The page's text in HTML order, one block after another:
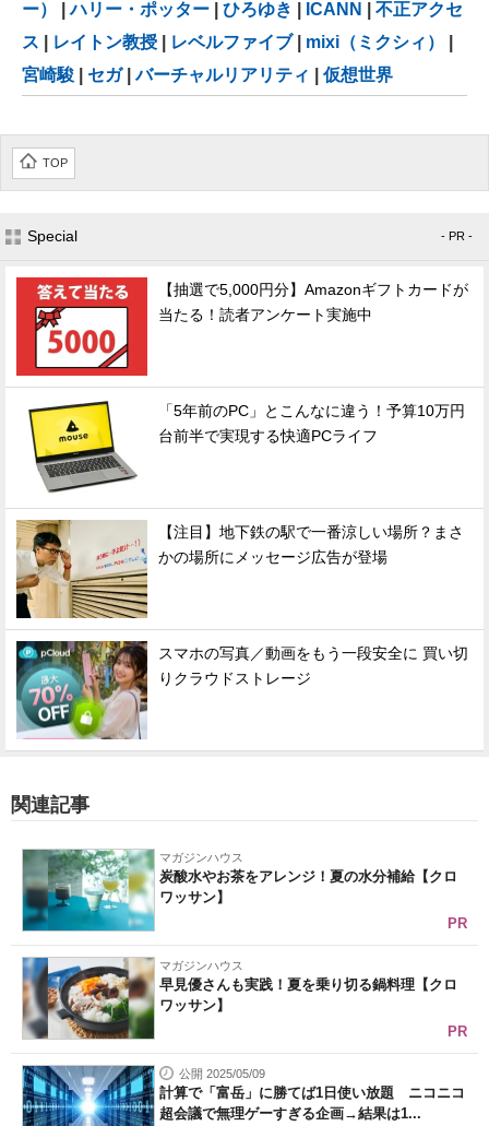
ー） |ハリー・ポッター ひろゆき ICANN
不正アクセ
ス
レイトン教授 レベルファイブ| mixi（ミクシィ）
宮崎駿
セガ|バーチャルリアリティ 仮想世界
TOP
Special - PR -
【抽選で5,000円分】Amazonギフトカードが
当たる！読者アンケート実施中
「5年前のPC」とこんなに違う！予算10万円
台前半で実現する快適PCライフ
【注目】地下鉄の駅で一番涼しい場所？まさ
かの場所にメッセージ広告が登場
スマホの写真／動画をもう一段安全に 買い切
りクラウドストレージ
関連記事
マガジンハウス
炭酸水やお茶をアレンジ！夏の水分補給【クロ
ワッサン】
PR
マガジンハウス
早見優さんも実践！夏を乗り切る鍋料理【クロ
ワッサン】
PR
公開 2025/05/09
計算で「富岳」に勝てば1日使い放題 ニコニコ
超会議で無理ゲーすぎる企画→結果は1...